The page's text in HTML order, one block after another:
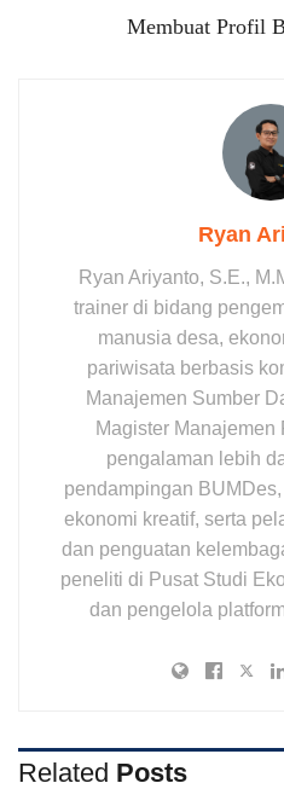
Membuat Profil
Ryan
Ryan Ariyanto, S.E.,
trainer di bidang
manusia desa,
pariwisata berbasis
Manajemen Sumber
Magister Manajemen
pengalaman lebih
pendampingan
ekonomi kreatif, serta
dan penguatan
peneliti di Pusat Studi
dan pengelola
Related Posts